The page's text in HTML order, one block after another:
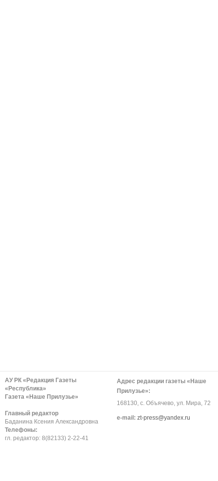
АУ РК «Редакция Газеты
«Республика»
Газета «Наше Прилузье»
Главный редактор
Баданина Ксения Александровна
Телефоны:
гл. редактор: 8(82133) 2-22-41
Адрес редакции газеты «Наше
Прилузье»:
168130, с. Объячево, ул. Мира, 72
е-mail: zt-press@yandex.ru